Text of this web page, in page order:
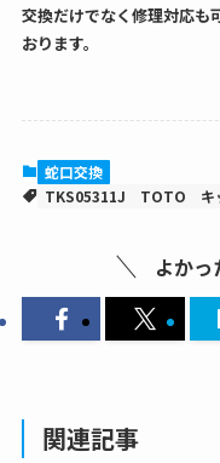
交換だけでなく修理対応も
おります。
蛇口交換
TKS05311J
TOTO キ
よかっ
関連記事